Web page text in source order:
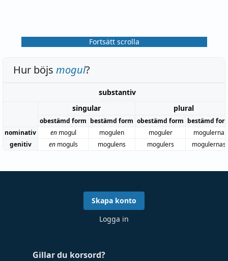
Fortsätt scrolla
Hur böjs mogul?
substantiv
singular
plural
obestämd form bestämd form obestämd form bestämd
nominativ
enmogul mogulen moguler
mogulerna
genitiv
enmoguls mogulens mogulers mogulernas
Gillar du korsord?
Skapa konto
Logga in